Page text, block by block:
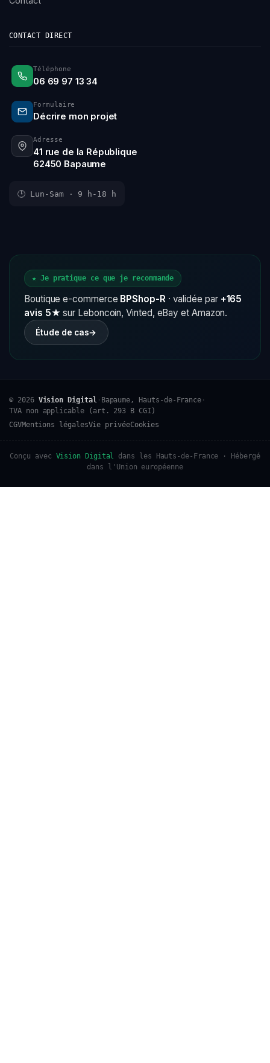
CONTACT DIRECT
Téléphone
06 69 97 13 34
Formulaire
Décrire mon projet
Adresse
41 rue de la République
62450 Bapaume
🕒 Lun-Sam · 9 h-18 h
★ Je pratique ce que je recommande
Boutique e-commerce BPShop-R · validée par +165
avis 5★ sur Leboncoin, Vinted, eBay et Amazon.
Étude de cas→
© 2026 Vision Digital· Bapaume, Hauts-de-France ·
TVA non applicable (art. 293 B CGI)
CGVMentions légalesVie privéeCookies
Conçu avec Vision Digital
dans les Hauts-de-France · Hébergé
dans l'Union européenne